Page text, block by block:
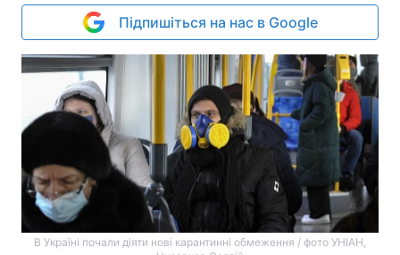
Підпишіться на нас в Google
В Україні почали діяти нові карантинні обмеження / фото УНІАН,